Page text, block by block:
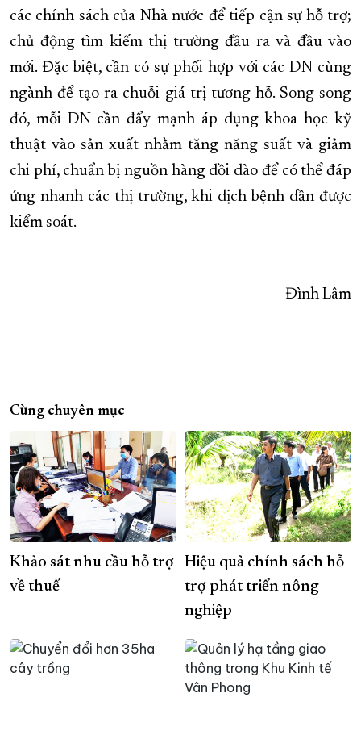
các chính sách của Nhà nước để tiếp cận sự hỗ trợ;
chủ động tìm kiếm thị trường đầu ra và đầu vào
mới. Đặc biệt, cần có sự phối hợp với các DN cùng
ngành để tạo ra chuỗi giá trị tương hỗ. Song song
đó, mỗi DN cần đẩy mạnh áp dụng khoa học kỹ
thuật vào sản xuất nhằm tăng năng suất và giảm
chi phí, chuẩn bị nguồn hàng dồi dào để có thể đáp
ứng nhanh các thị trường, khi dịch bệnh dần được
kiểm soát.
Đình Lâm
Cùng chuyên mục
Khảo sát nhu cầu hỗ trợ
về thuế
Hiệu quả chính sách hỗ
trợ phát triển nông
nghiệp